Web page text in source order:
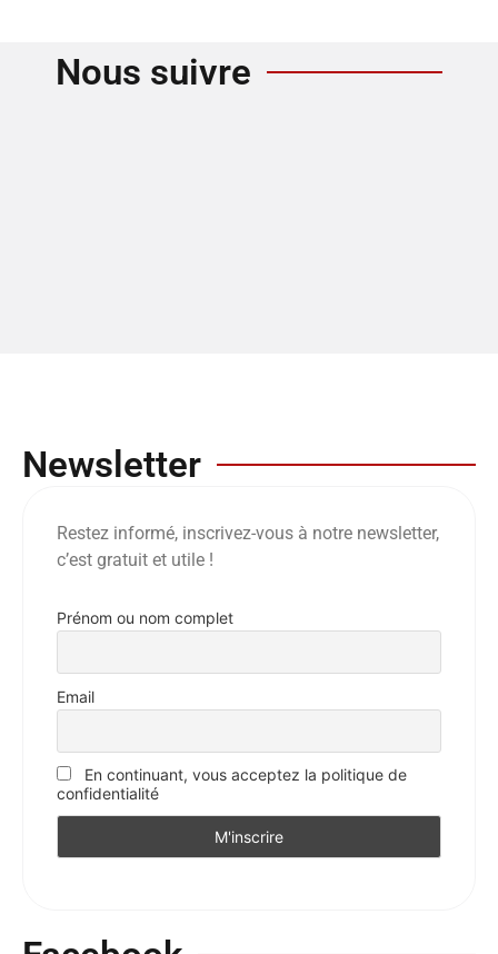
Nous suivre
Newsletter
Restez informé, inscrivez-vous à notre newsletter,
c’est gratuit et utile !
Prénom ou nom complet
Email
En continuant, vous acceptez la politique de
confidentialité